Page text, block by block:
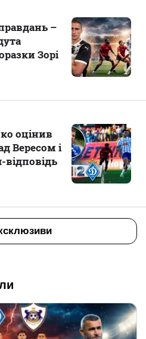
–
Зорі
оцінив
Вересом і